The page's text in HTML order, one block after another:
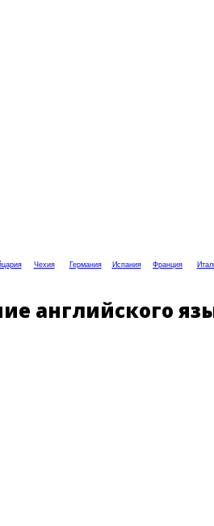
Чехия Германия Испания Франция
английского